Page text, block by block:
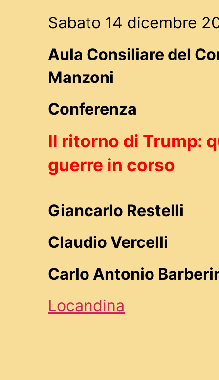
Sabato 14 dicembre
Aula Consiliare del
Manzoni
Conferenza
Il ritorno di Trump:
guerre in corso
Giancarlo Restelli
Claudio Vercelli
Carlo Antonio
Locandina